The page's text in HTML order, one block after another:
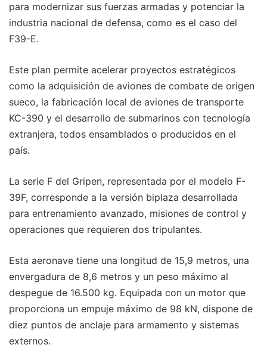
para modernizar sus fuerzas armadas y potenciar la
industria nacional de defensa, como es el caso del
F39-E.
Este plan permite acelerar proyectos estratégicos
como la adquisición de aviones de combate de origen
sueco, la fabricación local de aviones de transporte
KC-390 y el desarrollo de submarinos con tecnología
extranjera, todos ensamblados o producidos en el
país.
La serie F del Gripen, representada por el modelo F-
39F, corresponde a la versión biplaza desarrollada
para entrenamiento avanzado, misiones de control y
operaciones que requieren dos tripulantes.
Esta aeronave tiene una longitud de 15,9 metros, una
envergadura de 8,6 metros y un peso máximo al
despegue de 16.500 kg. Equipada con un motor que
proporciona un empuje máximo de 98 kN, dispone de
diez puntos de anclaje para armamento y sistemas
externos.